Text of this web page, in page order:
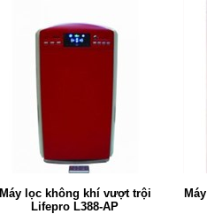
Máy lọc không khí vượt trội
Lifepro L388-AP